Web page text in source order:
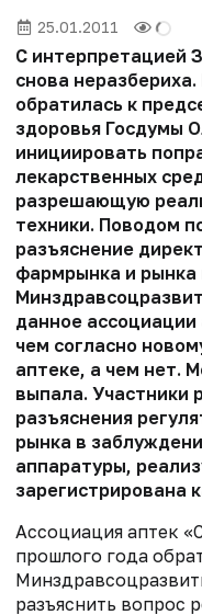
25.01.2011
С интерпретацией
снова
обратилась к
здоровья Госдумы
инициировать
лекарственных
разрешающую
техники. Поводом
разъяснение
фармрынка и рынка
данное
чем согласно
аптеке, а чем нет.
выпала. Участники
разъяснения
рынка в
аппаратуры,
зарегистрирована
Ассоциация аптек
прошлого года
разъяснить вопрос